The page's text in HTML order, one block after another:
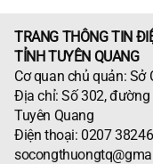
TRANG THÔNG TIN
TỈNH TUYÊN QUANG
Cơ quan chủ quản: Sở
Địa chỉ: Số 302,
Tuyên Quang
Điện thoại: 0207